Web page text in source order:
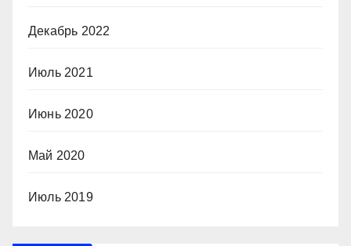
Декабрь 2022
Июль 2021
Июнь 2020
Май 2020
Июль 2019